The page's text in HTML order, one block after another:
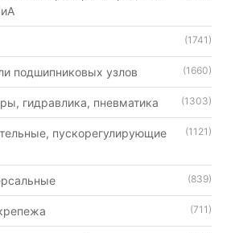
(1741)
подшипниковых узлов (1660)
гидравлика, пневматика (1303)
пускорегулирующие
(1121)
(839)
(711)